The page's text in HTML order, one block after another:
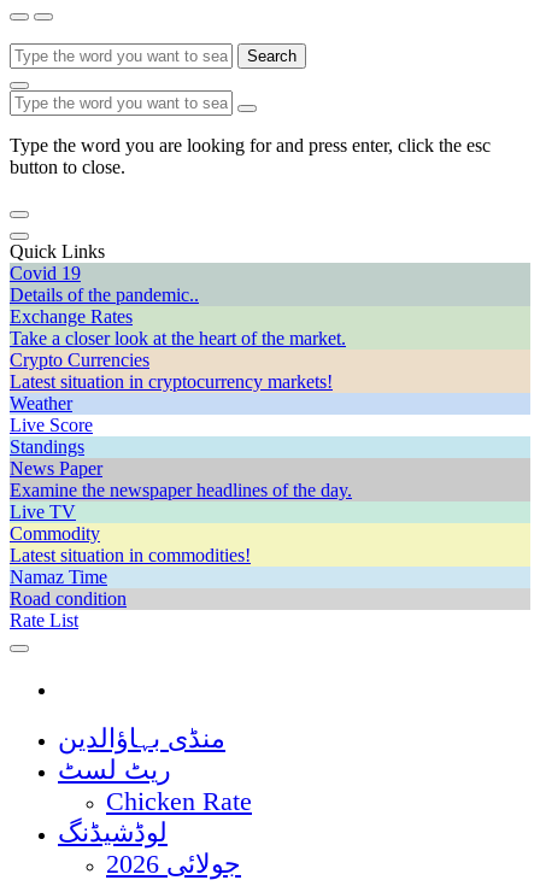
Search
Type the word you are looking for and press enter, click the esc
button to close.
Quick Links
Covid 19
Details of the pandemic..
Exchange Rates
Take a closer look at the heart of the market.
Crypto Currencies
Latest situation in cryptocurrency markets!
Weather
Live Score
Standings
News Paper
Examine the newspaper headlines of the day.
Live TV
Commodity
Latest situation in commodities!
Namaz Time
Road condition
Rate List
منڈی بہاؤالدین
ریٹ لسٹ
Chicken Rate
لوڈشیڈنگ
جولائی 2026